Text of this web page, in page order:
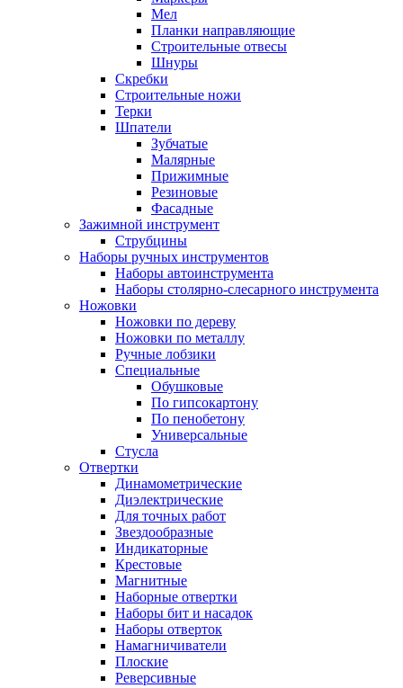
Мел
Планки направляющие
Строительные отвесы
Шнуры
Скребки
Строительные ножи
Терки
Шпатели
Зубчатые
Малярные
Прижимные
Резиновые
Фасадные
Зажимной инструмент
Струбцины
Наборы ручных инструментов
Наборы автоинструмента
Наборы столярно-слесарного инструмента
Ножовки
Ножовки по дереву
Ножовки по металлу
Ручные лобзики
Специальные
Обушковые
По гипсокартону
По пенобетону
Универсальные
Стусла
Отвертки
Динамометрические
Диэлектрические
Для точных работ
Звездообразные
Индикаторные
Крестовые
Магнитные
Наборные отвертки
Наборы бит и насадок
Наборы отверток
Намагничиватели
Плоские
Реверсивные